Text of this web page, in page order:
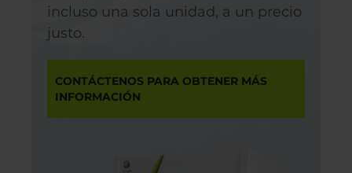
incluso una sola unidad, a un precio
justo.
CONTÁCTENOS PARA OBTENER MÁS
INFORMACIÓN